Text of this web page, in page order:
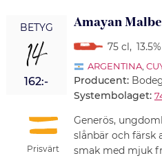
BETYG
14
162:-
Prisvärt
Amayan
75 cl ,
ARGENTINA,
Producent:
Systembolaget:
Generös,
slånbär och färsk
smak med mjuk